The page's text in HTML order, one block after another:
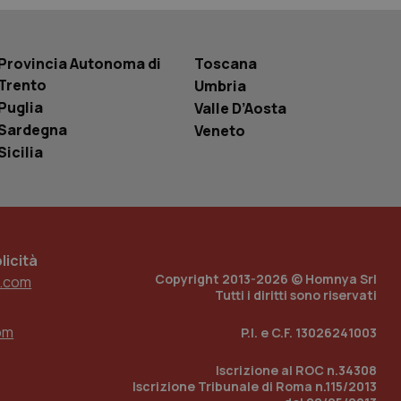
Autonoma di
Toscana
Umbria
Valle D’Aosta
Veneto
Copyright 2013-2026 © Homnya Srl
Tutti i diritti sono riservati
P.I. e C.F. 13026241003
Iscrizione al ROC n.34308
Iscrizione Tribunale di Roma n.115/2013
di
incorporati
del sito web sta
di
per abilitare il
con identity